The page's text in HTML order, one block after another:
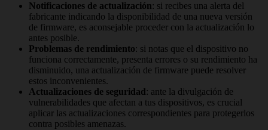
Notificaciones de actualización: si recibes una alerta del
fabricante indicando la disponibilidad de una nueva versión
de firmware, es aconsejable proceder con la actualización lo
antes posible.
Problemas de rendimiento: si notas que el dispositivo no
funciona correctamente, presenta errores o su rendimiento ha
disminuido, una actualización de firmware puede resolver
estos inconvenientes.
Actualizaciones de seguridad: ante la divulgación de
vulnerabilidades que afectan a tus dispositivos, es crucial
aplicar las actualizaciones correspondientes para protegerlos
contra posibles amenazas.